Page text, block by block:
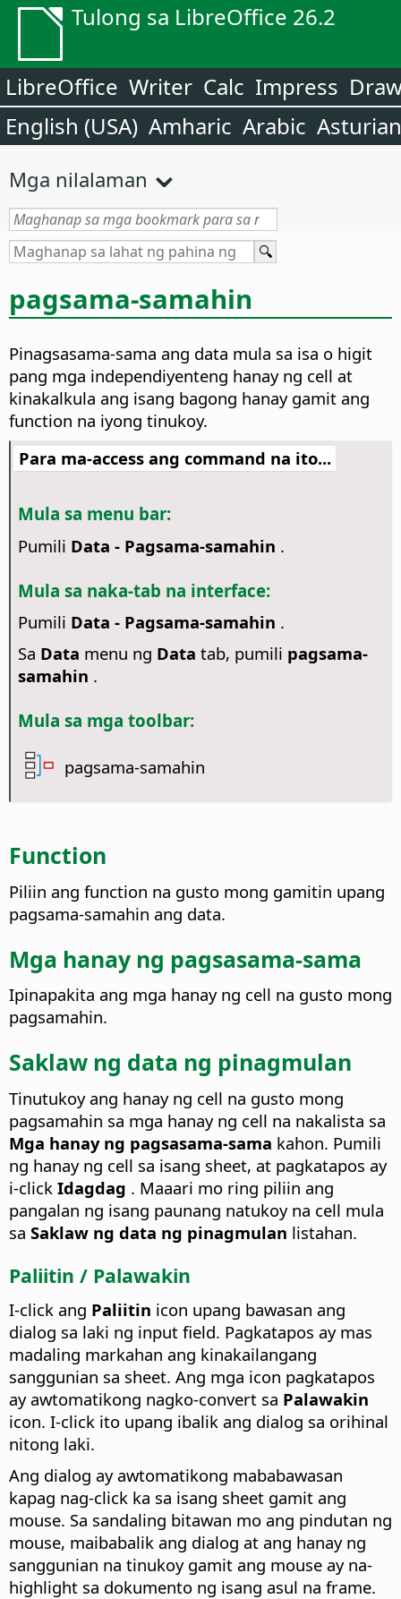
Tulong sa LibreOffice 26.2
LibreOffice Writer Calc Impress
English (USA) Amharic Arabic Asturian
Mga nilalaman
pagsama-samahin
Pinagsasama-sama ang data mula sa isa o higit
pang mga independiyenteng hanay ng cell at
kinakalkula ang isang bagong hanay gamit ang
function na iyong tinukoy.
Para ma-access ang command na ito...
Mula sa menu bar:
Pumili Data - Pagsama-samahin .
Mula sa naka-tab na interface:
Pumili Data - Pagsama-samahin .
Sa Data menu ng Data tab, pumili pagsama-
samahin .
Mula sa mga toolbar:
pagsama-samahin
Function
Piliin ang function na gusto mong gamitin upang
pagsama-samahin ang data.
Mga hanay ng pagsasama-sama
Ipinapakita ang mga hanay ng cell na gusto mong
pagsamahin.
Saklaw ng data ng pinagmulan
Tinutukoy ang hanay ng cell na gusto mong
pagsamahin sa mga hanay ng cell na nakalista sa
Mga hanay ng pagsasama-sama kahon. Pumili
ng hanay ng cell sa isang sheet, at pagkatapos ay
i-click Idagdag . Maaari mo ring piliin ang
pangalan ng isang paunang natukoy na cell mula
sa Saklaw ng data ng pinagmulan listahan.
Paliitin / Palawakin
I-click ang Paliitin icon upang bawasan ang
dialog sa laki ng input field. Pagkatapos ay mas
madaling markahan ang kinakailangang
sanggunian sa sheet. Ang mga icon pagkatapos
ay awtomatikong nagko-convert sa Palawakin
icon. I-click ito upang ibalik ang dialog sa orihinal
nitong laki.
Ang dialog ay awtomatikong mababawasan
kapag nag-click ka sa isang sheet gamit ang
mouse. Sa sandaling bitawan mo ang pindutan ng
mouse, maibabalik ang dialog at ang hanay ng
sanggunian na tinukoy gamit ang mouse ay na-
highlight sa dokumento ng isang asul na frame.